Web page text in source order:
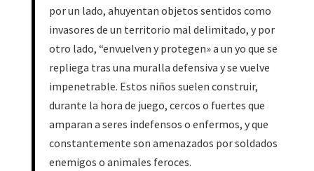
por un lado, ahuyentan objetos sentidos como
invasores de un territorio mal delimitado, y por
otro lado, “envuelven y protegen» a un yo que se
repliega tras una muralla defensiva y se vuelve
impenetrable. Estos niños suelen construir,
durante la hora de juego, cercos o fuertes que
amparan a seres indefensos o enfermos, y que
constantemente son amenazados por soldados
enemigos o animales feroces.